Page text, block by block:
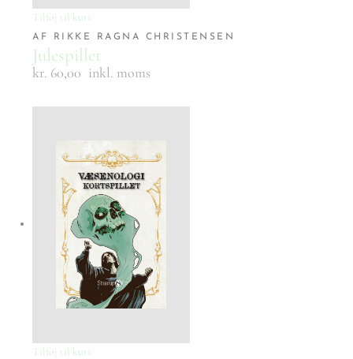
Tilføj til kurv
AF RIKKE RAGNA CHRISTENSEN
Julespillet
kr. 60,00 inkl. moms
Tilføj til kurv